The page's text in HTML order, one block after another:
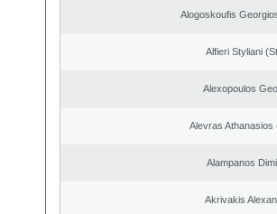
Alogoskoufis
Alfieri Styliani
Alexopoulos
Alevras Athanasios
Alampanos
Akrivakis